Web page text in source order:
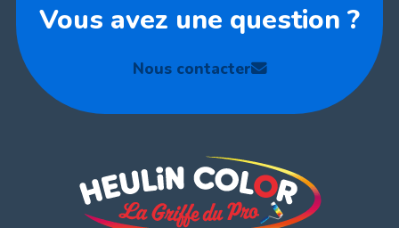
Vous avez une question ?
Nous contacter